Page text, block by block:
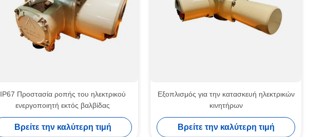
IP67 Προστασία ροπής του ηλεκτρικού
ενεργοποιητή εκτός βαλβίδας
Βρείτε την καλύτερη τιμή
Εξοπλισμός για την κατασκευή ηλεκτρικών
κινητήρων
Βρείτε την καλύτερη τιμή